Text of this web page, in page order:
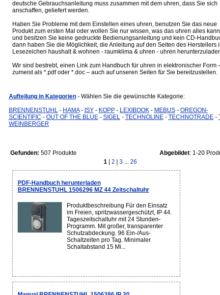
deutsche Gebrauchsanleitung muss zusammen mit dem uhren, dass Sie sich
anschaffen, geliefert werden.
Haben Sie Probleme mit dem Einstellen eines uhren, benutzen Sie das neue
Produkt zum ersten Mal oder wollen Sie nur wissen, was das uhren alles
und besitzen Sie keine gedruckte Bedienungsanleitung und kein CD-
dann haben Sie die Möglichkeit, die Anleitung auf den Seiten des Herstellers
Lesezeichen haushalt & wohnen - raumklima & uhren - uhren
Wir sind bestrebt, einen Link zum Handbuch für uhren in elektronischer Form
zumeist als *.pdf oder *.doc – auch auf unseren Seiten für Sie bereitzustellen.
Aufteilung in Kategorien - Wählen Sie die gewünschte Kategorie:
BRENNENSTUHL- HAMA- ISY- KOPP- LEXIBOOK- MEBUS- OREGON-
SCIENTIFIC - OUT OF THE BLUE- SIGEL- TECHNOLINE- TECHNOTRADE-
WEINBERGER
Gefunden: 507 Produkte Abgebildet: 1-20
1
2 3... 26
PDF-Handbuch herunterladen
BRENNENSTUHL 1506296 MZ 44 Zeitschaltuhr
Produktbeschreibung Für den Einsatz
im Freien, spritzwassergeschützt, IP 44.
Tageszeitschaltuhr mit 24 Stunden-
Programm. Mit großer, transparenter
Schutzabdeckung. 96 Ein-/Aus-
Schaltzeiten pro Tag. Minimaler
Schaltabstand 15 Mi...